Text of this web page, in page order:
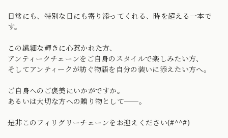
日常にも、特別な日にも寄り添ってくれる、時を超える一本で
す。
この繊細な輝きに心惹かれた方、
アンティークチェーンをご自身のスタイルで楽しみたい方、
そしてアンティークが紡ぐ物語を自分の装いに添えたい方へ。
ご自身へのご褒美にいかがですか。
あるいは大切な方への贈り物として──。
是非このフィリグリーチェーンをお迎えください(#^^#)